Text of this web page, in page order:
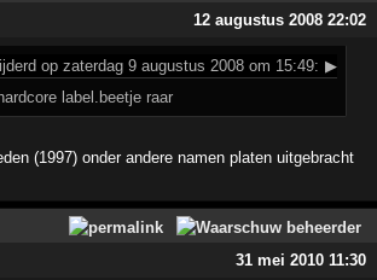
12 augustus 2008 22:02
op zaterdag 9 augustus 2008 om 15:49: ▶
label.beetje raar
(1997) onder andere namen platen uitgebracht
31 mei 2010 11:30